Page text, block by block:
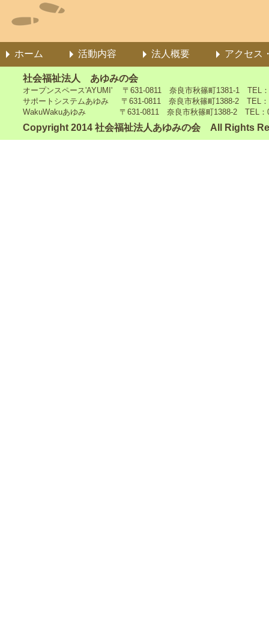
ホーム 活動内容 法人概要 アクセス
社会福祉法人 あゆみの会
オープンスペース'AYUMI' 〒631-0811 奈良市秋篠町1381-1 TEL
サポートシステムあゆみ 〒631-0811 奈良市秋篠町1388-2 TEL：
WakuWakuあゆみ 〒631-0811 奈良市秋篠町1388-2 TEL：
Copyright 2014 社会福祉法人あゆみの会 All Rights